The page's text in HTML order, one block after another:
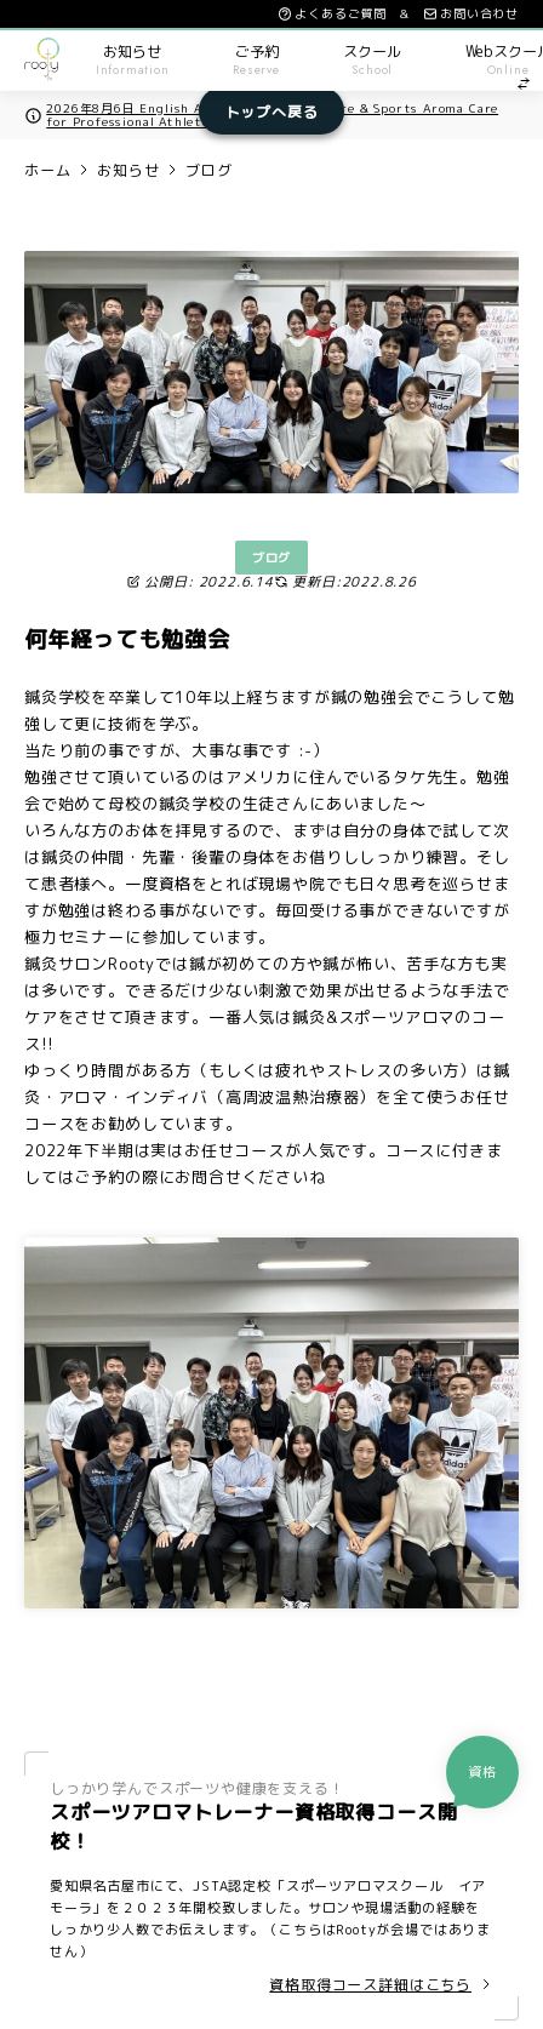
よくあるご質問 & お問い合わせ
お知らせ
Information
ご予約
Reserve
スクール
School
Webスクー
Online
2026年8月6日 English Available / Acupuncture & Sports Aroma Care
for Professional Athletes in Osaka
ホーム お知らせ ブログ
ブログ
公開日: 2022.6.14 更新日:2022.8.26
何年経っても勉強会
鍼灸学校を卒業して10年以上経ちますが鍼の勉強会でこうして勉
強して更に技術を学ぶ。
当たり前の事ですが、大事な事です :-）
勉強させて頂いているのはアメリカに住んでいるタケ先生。勉強
会で始めて母校の鍼灸学校の生徒さんにあいました～
いろんな方のお体を拝見するので、まずは自分の身体で試して次
は鍼灸の仲間・先輩・後輩の身体をお借りししっかり練習。そし
て患者様へ。一度資格をとれば現場や院でも日々思考を巡らせま
すが勉強は終わる事がないです。毎回受ける事ができないですが
極力セミナーに参加しています。
鍼灸サロンRootyでは鍼が初めての方や鍼が怖い、苦手な方も実
は多いです。できるだけ少ない刺激で効果が出せるような手法で
ケアをさせて頂きます。一番人気は鍼灸&スポーツアロマのコー
ス!!
ゆっくり時間がある方（もしくは疲れやストレスの多い方）は鍼
灸・アロマ・インディバ（高周波温熱治療器）を全て使うお任せ
コースをお勧めしています。
2022年下半期は実はお任せコースが人気です。コースに付きま
してはご予約の際にお問合せくださいね
資格
しっかり学んでスポーツや健康を支える！
スポーツアロマトレーナー資格取得コース開
校！
愛知県名古屋市にて、JSTA認定校「スポーツアロマスクール イア
モーラ」を２０２３年開校致しました。サロンや現場活動の経験を
しっかり少人数でお伝えします。（こちらはRootyが会場ではありま
せん）
資格取得コース詳細はこちら
トップへ戻る